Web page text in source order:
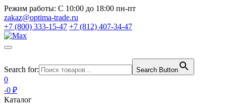
Режим работы: С 10:00 до 18:00 пн-пт
zakaz@optima-trade.ru
+7 (800) 333-15-47 +7 (812) 407-34-47
Search for: Search Button
0
-0 ₽
Каталог